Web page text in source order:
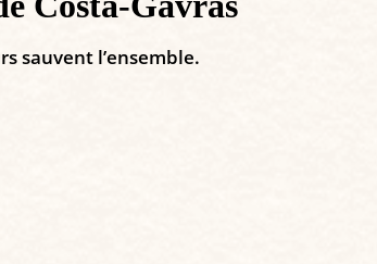
sauvent l’ensemble.